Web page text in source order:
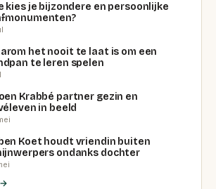
kies je bijzondere en persoonlijke
het nooit te laat is om een
te leren spelen
Krabbé partner gezin en
in beeld
Koet houdt vriendin buiten
ondanks dochter